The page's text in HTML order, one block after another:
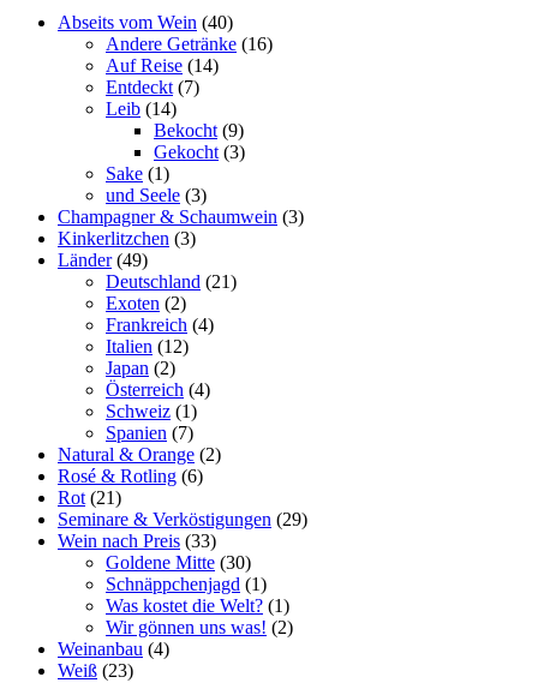
anzeigen
YouTube
anzeigen
Abseits vom Wein (40)
Andere Getränke (16)
Auf Reise (14)
Entdeckt (7)
Leib (14)
Bekocht (9)
Gekocht (3)
Sake (1)
und Seele (3)
Champagner & Schaumwein (3)
Kinkerlitzchen (3)
Länder(49)
Deutschland (21)
Exoten (2)
Frankreich (4)
Italien (12)
Japan (2)
Österreich (4)
Schweiz (1)
Spanien (7)
Natural & Orange (2)
Rosé & Rotling (6)
Rot (21)
Seminare & Verköstigungen (29)
Wein nach Preis (33)
Goldene Mitte (30)
Schnäppchenjagd (1)
Was kostet die Welt? (1)
Wir gönnen uns was! (2)
Weinanbau (4)
Weiß (23)